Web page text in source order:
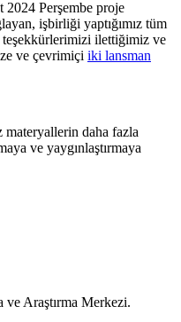
2024 Perşembe proje
işbirliği yaptığımız tüm
teşekkürlerimizi ilettiğimiz ve
ve çevrimiçi iki lansman
daha fazla
ve yaygınlaştırmaya
ve Araştırma Merkezi.